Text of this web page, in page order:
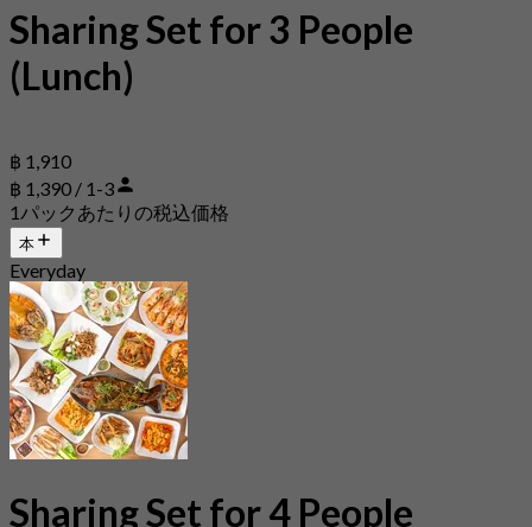
Sharing Set for 3 People
(Lunch)
฿ 1,910
฿ 1,390 / 1-3
1パックあたりの税込価格
本
Everyday
Sharing Set for 4 People